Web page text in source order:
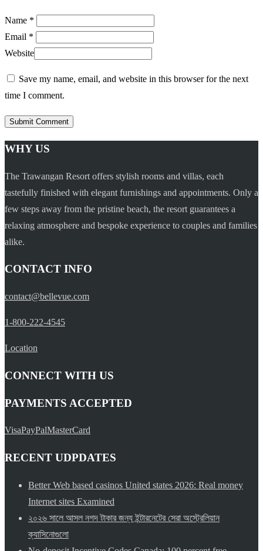
Name *
Email *
Website
Save my name, email, and website in this browser for the next
time I comment.
WHY US
The Trawangan Resort offers stylish rooms and villas, each
tastefully finished with elegant furnishings and appointments. Only a
few steps away from the pristine beach, the resort guarantees a
relaxing atmosphere and bespoke experience to couples and families
alike.
CONTACT INFO
contact@bellevue.com
1-800-222-4545
Location
CONNECT WITH US
PAYMENTS ACCEPTED
VisaPayPalMasterCard
RECENT UDPDATES
Better Web based casinos United states 2026: Real money
Internet sites Examined
২০২৬ সালে আসল নগদ টাকার জন্য ইন্টারনেটের সেরা অস্ট্রেলিয়ান
ক্যাসিনোগুলো